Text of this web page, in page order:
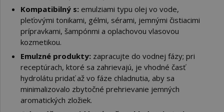
Kompatibilný s: emulziami typu olej vo vode,
pleťovými tonikami, gélmi, sérami, jemnými čistiacimi
prípravkami, šampónmi a oplachovou vlasovou
kozmetikou.
Emulzné produkty: zapracujte do vodnej fázy; pri
receptúrach, ktoré sa zahrievajú, je vhodné časť
hydrolátu pridať až vo fáze chladnutia, aby sa
minimalizovalo zbytočné prehrievanie jemných
aromatických zložiek.